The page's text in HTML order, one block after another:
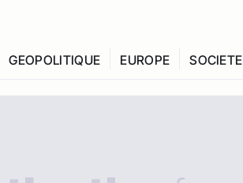
GEOPOLITIQUE EUROPE SOCIETE